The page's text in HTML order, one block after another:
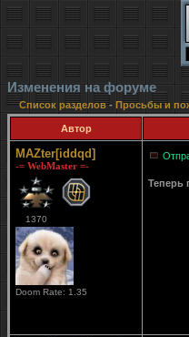
Изменения на форуме
Список разделов- Просьбы и
Автор
MAZter[iddqd]
-= WebMaster =-
1370
Doom Rate: 1.35
Теперь